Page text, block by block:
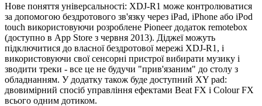
Нове поняття універсальності: XDJ-R1 може контролюватися
за допомогою бездротового зв'язку через iPad, iPhone або iPod
touch використовуючи розроблене Pioneer додаток remotebox
(доступно в App Store з червня 2013). Діджеї можуть
підключитися до власної бездротової мережі XDJ-R1, і
використовуючи свої сенсорні пристрої вибирати музику і
зводити треки - все це не будучи "прив'язаним" до столу з
обладнанням. У додатку також буде доступний XY pad:
двовимірний спосіб управління ефектами Beat FX і Colour FX
всього одним дотиком.